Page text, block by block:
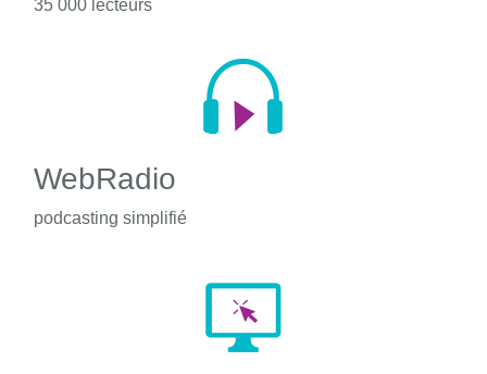
35 000 lecteurs
WebRadio
podcasting simplifié